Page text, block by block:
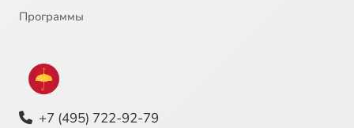
Программы
+7 (495) 722-92-79